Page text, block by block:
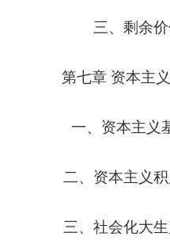
三、剩余
第七章 资本主
一、资本主义
二、资本主义
三、社会化大